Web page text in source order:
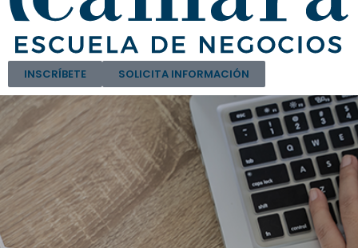
INSCRÍBETE SOLICITA INFORMACIÓN